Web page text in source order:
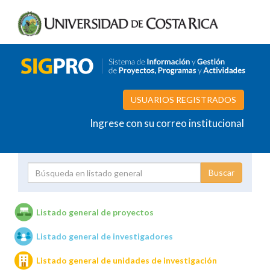
USUARIOS REGISTRADOS
Ingrese con su correo institucional
Unidades de investigación
Listado general de proyectos
Listado general de investigadores
Listado general de unidades de investigación